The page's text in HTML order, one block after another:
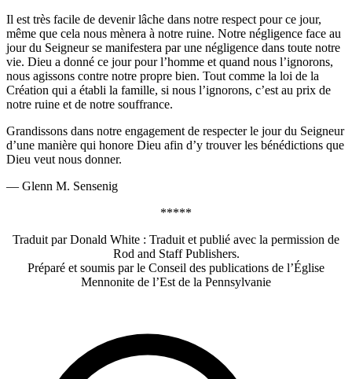
Il est très facile de devenir lâche dans notre respect pour ce jour,
même que cela nous mènera à notre ruine. Notre négligence face au
jour du Seigneur se manifestera par une négligence dans toute notre
vie. Dieu a donné ce jour pour l’homme et quand nous l’ignorons,
nous agissons contre notre propre bien. Tout comme la loi de la
Création qui a établi la famille, si nous l’ignorons, c’est au prix de
notre ruine et de notre souffrance.
Grandissons dans notre engagement de respecter le jour du Seigneur
d’une manière qui honore Dieu afin d’y trouver les bénédictions que
Dieu veut nous donner.
— Glenn M. Sensenig
*****
Traduit par Donald White : Traduit et publié avec la permission de
Rod and Staff Publishers.
Préparé et soumis par le Conseil des publications de l’Église
Mennonite de l’Est de la Pennsylvanie